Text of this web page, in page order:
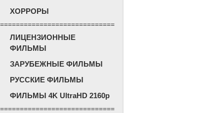
ХОРРОРЫ
=============================
ЛИЦЕНЗИОННЫЕ
ФИЛЬМЫ
ЗАРУБЕЖНЫЕ ФИЛЬМЫ
РУССКИЕ ФИЛЬМЫ
ФИЛЬМЫ 4K UltraHD 2160p
=============================